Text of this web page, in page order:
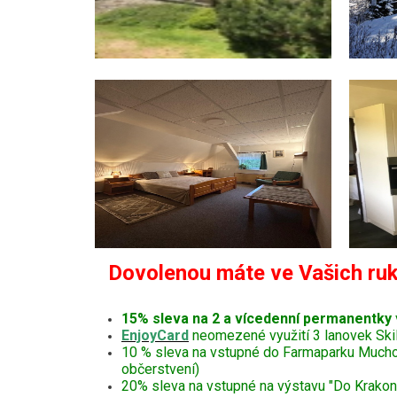
Dovolenou máte ve Vašich
15% sleva na 2 a vícedenní permanentky
EnjoyCard neomezené využití 3 lanovek
10 % sleva na vstupné do Farmaparku
občerstvení)
20% sleva na vstupné na výstavu "Do